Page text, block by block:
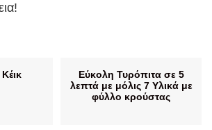
Εύκολη Τυρόπιτα σε 5
λεπτά με μόλις 7 Υλικά με
φύλλο κρούστας